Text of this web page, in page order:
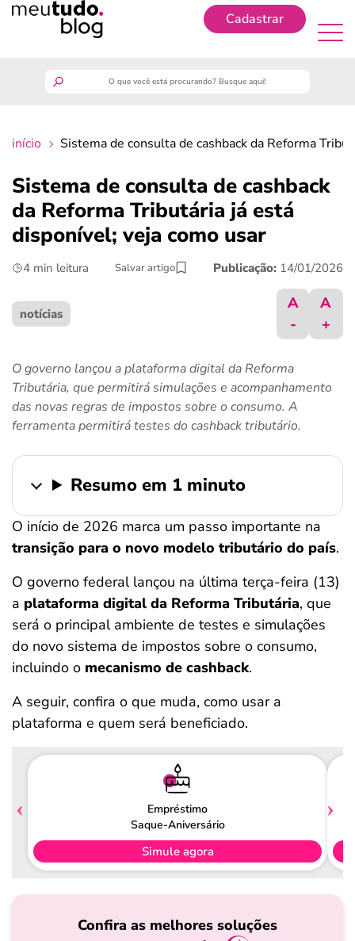
Cadastrar
finanças
benefícios
últimas notícias
ferramentas
início Sistema de consulta de cashback da Reforma
Sistema de consulta de cashback
da Reforma Tributária já está
disponível; veja como usar
4 min leitura Salvar artigo Publicação: 14/01/2026
notícias
A
-
A
+
O governo lançou a plataforma digital da Reforma
Tributária, que permitirá simulações e acompanhamento
das novas regras de impostos sobre o consumo. A
ferramenta permitirá testes do cashback tributário.
Resumo em 1 minuto
O início de 2026 marca um passo importante na
transição para o novo modelo tributário do país.
O governo federal lançou na última terça-feira (13)
a plataforma digital da Reforma Tributária, que
será o principal ambiente de testes e simulações
do novo sistema de impostos sobre o consumo,
incluindo o mecanismo de cashback.
A seguir, confira o que muda, como usar a
plataforma e quem será beneficiado.
Empréstimo
Saque-Aniversário
Simule agora
Confira as melhores soluções